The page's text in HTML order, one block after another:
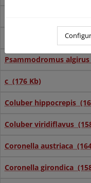
Podarcis sicula (170 Kb)
Psammodromus
c (176 Kb)
Coluber hippocrepis
Coluber viridiflavus
Coronella austriaca
Coronella girondica